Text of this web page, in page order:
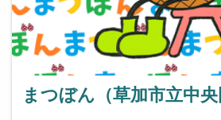
まつぼん（草加市立中央